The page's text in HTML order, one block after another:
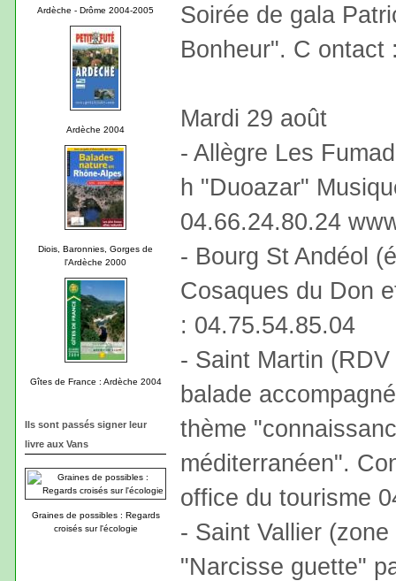
Ardèche - Drôme 2004-2005
Ardèche 2004
Diois, Baronnies, Gorges de
l'Ardèche 2000
Gîtes de France : Ardèche 2004
Ils sont passés signer leur
livre aux Vans
Graines de possibles : Regards
croisés sur l'écologie
Soirée de gala
Bonheur". C ontact
Mardi 29 août
- Allègre Les
h "Duoazar"
04.66.24.80.24
- Bourg St Andéol
Cosaques du Don
: 04.75.54.85.04
- Saint Martin
balade
thème
méditerranéen".
office du tourisme
- Saint Vallier
"Narcisse guette"